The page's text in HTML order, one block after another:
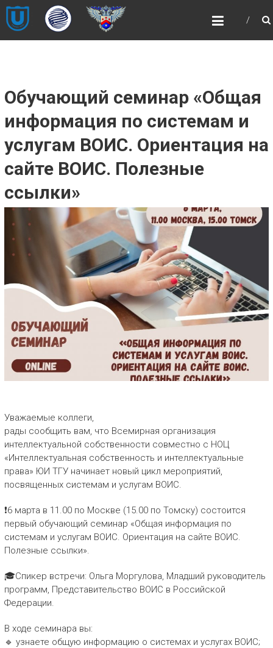
Skip
to
content
НОЦ
«ИНТЕЛЛЕКТУАЛЬНАЯ
НОЦ «ИНТЕЛЛЕКТУАЛЬНАЯ
СОБСТВЕННОСТЬ И ИНТЕЛЛЕКТУАЛЬНЫЕ
ПРАВА»
Обучающий семинар «Общая
информация по системам и
услугам ВОИС. Ориентация на
сайте ВОИС. Полезные
ссылки»
Уважаемые коллеги,
рады сообщить вам, что Всемирная организация
интеллектуальной собственности совместно с НОЦ
«Интеллектуальная собственность и интеллектуальные
права» ЮИ ТГУ начинает новый цикл мероприятий,
посвященных системам и услугам ВОИС.
❗6 марта в 11.00 по Москве (15.00 по Томску) состоится
первый обучающий семинар «Общая информация по
системам и услугам ВОИС. Ориентация на сайте ВОИС.
Полезные ссылки».
🎓Спикер встречи: Ольга Моргулова, Младший руководитель
программ, Представительство ВОИС в Российской
Федерации.
В ходе семинара вы:
🔹 узнаете общую информацию о системах и услугах ВОИС;